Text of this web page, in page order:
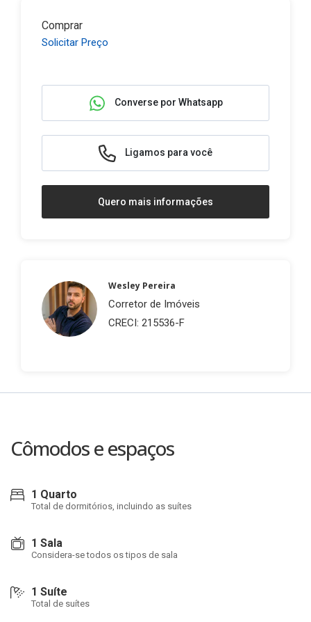
Comprar
Solicitar Preço
Converse por Whatsapp
Ligamos para você
Quero mais informações
Wesley Pereira
Corretor de Imóveis
CRECI: 215536-F
Cômodos e espaços
1 Quarto
Total de dormitórios, incluindo as suítes
1 Sala
Considera-se todos os tipos de sala
1 Suíte
Total de suítes